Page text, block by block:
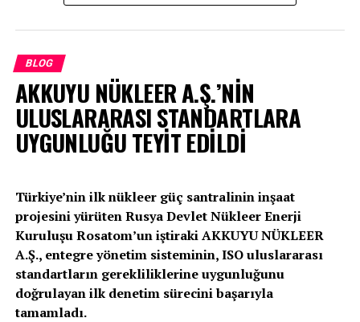
çalıştığı açık inovasyon modeliyle kurgulandı. “Hızlı
dene, hızlı öğren” mantığıyla çalışan programda, iyi
fikirler hızla test edilecek. Böylece gerçekten değerli
çözümler operasyonel verimlilik, akıllı şebeke ve
sürdürülebilirlik hedefleri doğrultusunda ölçeklenebilir
hale getirilecek.
Her iki şirket, GridUp programı ile elektrik dağıtım
şirketlerinin gerçek ihtiyaçlarıyla uyumlu proje
başvurularını doğru şekilde eşleştirmeyi hedefliyor.
Ortaya çıkacak fikirlerin bir sorunu çözmesi ve önerilen
çözümün saha koşullarında hayata geçirilebilir nitelikte
olması bekleniyor.
BLOG
AKKUYU NÜKLEER A.Ş.’NİN
ULUSLARARASI STANDARTLARA
UYGUNLUĞU TEYİT EDİLDİ
Türkiye’nin ilk nükleer güç santralinin inşaat
projesini yürüten Rusya Devlet Nükleer Enerji
Kuruluşu Rosatom’un iştiraki AKKUYU NÜKLEER
A.Ş., entegre yönetim sisteminin, ISO uluslararası
standartların gerekliliklerine uygunluğunu
doğrulayan ilk denetim sürecini başarıyla
tamamladı.